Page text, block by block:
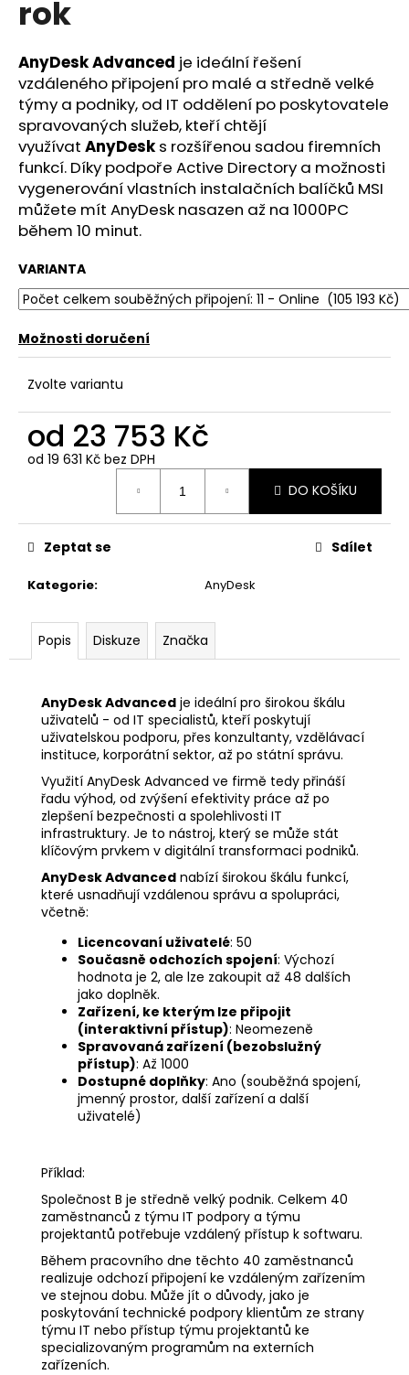
rok
AnyDesk Advanced je ideální řešení
vzdáleného připojení pro malé a středně velké
týmy a podniky, od IT oddělení po poskytovatele
spravovaných služeb, kteří chtějí
využívat AnyDesk s rozšířenou sadou firemních
funkcí. Díky podpoře Active Directory a možnosti
vygenerování vlastních instalačních balíčků MSI
můžete mít AnyDesk nasazen až na 1000PC
během 10 minut.
VARIANTA
Možnosti doručení
Zvolte variantu
od 23 753 Kč
od 19 631 Kč bez DPH
DO KOŠÍKU
Kategorie: AnyDesk
Zeptat se Sdílet
Popis Diskuze Značka
AnyDesk Advanced je ideální pro širokou škálu
uživatelů - od IT specialistů, kteří poskytují
uživatelskou podporu, přes konzultanty, vzdělávací
instituce, korporátní sektor, až po státní správu.
Využití AnyDesk Advanced ve firmě tedy přináší
řadu výhod, od zvýšení efektivity práce až po
zlepšení bezpečnosti a spolehlivosti IT
infrastruktury. Je to nástroj, který se může stát
klíčovým prvkem v digitální transformaci podniků.
AnyDesk Advanced nabízí širokou škálu funkcí,
které usnadňují vzdálenou správu a spolupráci,
včetně:
Licencovaní uživatelé: 50
Současně odchozích spojení: Výchozí
hodnota je 2, ale lze zakoupit až 48 dalších
jako doplněk.
Zařízení, ke kterým lze připojit
(interaktivní přístup): Neomezeně
Spravovaná zařízení (bezobslužný
přístup): Až 1000
Dostupné doplňky: Ano (souběžná spojení,
jmenný prostor, další zařízení a další
uživatelé)
Příklad:
Společnost B je středně velký podnik. Celkem 40
zaměstnanců z týmu IT podpory a týmu
projektantů potřebuje vzdálený přístup k softwaru.
Během pracovního dne těchto 40 zaměstnanců
realizuje odchozí připojení ke vzdáleným zařízením
ve stejnou dobu. Může jít o důvody, jako je
poskytování technické podpory klientům ze strany
týmu IT nebo přístup týmu projektantů ke
specializovaným programům na externích
zařízeních.
a
í
t
?
HLEDAT
D
o
p
o
u
č
u
STANDARD
588